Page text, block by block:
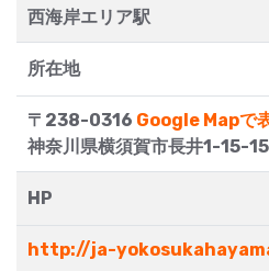
西海岸エリア駅
所在地
〒238-0316 Google Mapで
神奈川県横須賀市長井1-15-15
HP
http://ja-